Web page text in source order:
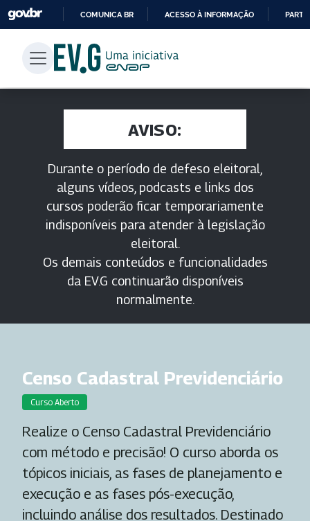
PARA
CONTEÚDO
COMUNICA BR ACESSO À INFORMAÇÃO
AVISO:
Durante o período de defeso eleitoral,
alguns vídeos, podcasts e links dos
cursos poderão ficar temporariamente
indisponíveis para atender à legislação
eleitoral.
Os demais conteúdos e funcionalidades
da EV.G continuarão disponíveis
normalmente.
Censo Cadastral Previdenciário
Curso Aberto
Realize o Censo Cadastral Previdenciário
com método e precisão! O curso aborda os
tópicos iniciais, as fases de planejamento e
execução e as fases pós-execução,
incluindo análise dos resultados. Destinado